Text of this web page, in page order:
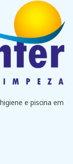
e piscina em